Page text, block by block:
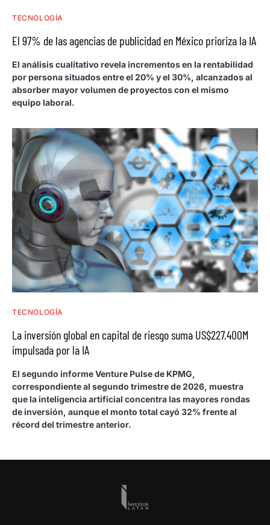
TECNOLOGÍA
El 97% de las agencias de publicidad en México prioriza la IA
El análisis cualitativo revela incrementos en la rentabilidad
por persona situados entre el 20% y el 30%, alcanzados al
absorber mayor volumen de proyectos con el mismo
equipo laboral.
TECNOLOGÍA
La inversión global en capital de riesgo suma US$227.400M
impulsada por la IA
El segundo informe Venture Pulse de KPMG,
correspondiente al segundo trimestre de 2026, muestra
que la inteligencia artificial concentra las mayores rondas
de inversión, aunque el monto total cayó 32% frente al
récord del trimestre anterior.